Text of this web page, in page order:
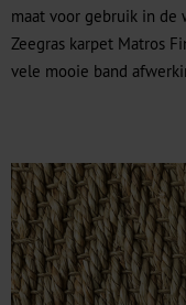
maat voor gebruik in de
Zeegras karpet Matros
vele mooie band